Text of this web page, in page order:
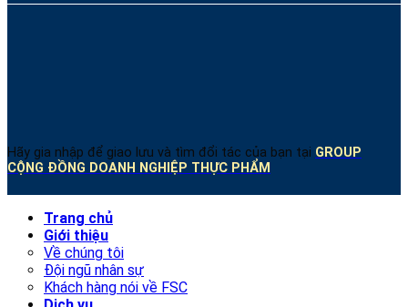
Hãy gia nhập để giao lưu và tìm đổi tác của bạn tại GROUP
CỘNG ĐỒNG DOANH NGHIỆP THỰC PHẨM
Trang chủ
Giới thiệu
Về chúng tôi
Đội ngũ nhân sự
Khách hàng nói về FSC